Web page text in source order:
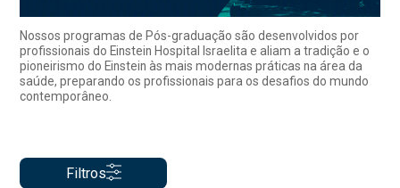
Nossos programas de Pós-graduação são desenvolvidos por
profissionais do Einstein Hospital Israelita e aliam a tradição e o
pioneirismo do Einstein às mais modernas práticas na área da
saúde, preparando os profissionais para os desafios do mundo
contemporâneo.
Filtros